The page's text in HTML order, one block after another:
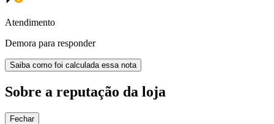
Atendimento
Demora para responder
Saiba como foi calculada essa nota
Sobre a reputação da loja
Fechar